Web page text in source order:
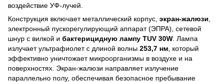
воздействие УФ-лучей.
Конструкция включает металлический корпус, экран-жалюзи
электронный пускорегулирующий аппарат (ЭПРА), сетевой
шнур с вилкой и бактерицидную лампу TUV 30W . Лампа
излучает ультрафиолет с длиной волны 253,7 нм , который
эффективно уничтожает микроорганизмы в воздухе и на
поверхностях. Экран-жалюзи направляет излучение
параллельно полу, обеспечивая безопасное пребывание